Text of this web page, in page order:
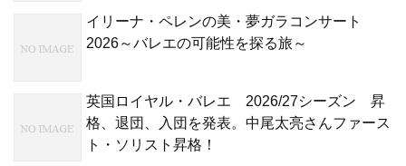
イリーナ・ペレンの美・夢ガラコンサート
2026～バレエの可能性を探る旅～
英国ロイヤル・バレエ 2026/27シーズン 昇
格、退団、入団を発表。中尾太亮さんファース
ト・ソリスト昇格！